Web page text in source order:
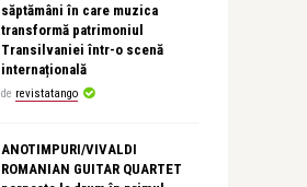
săptămâni în care muzica
transformă patrimoniul
Transilvaniei într-o scenă
internațională
de revistatango
ANOTIMPURI/VIVALDI
ROMANIAN GUITAR QUARTET